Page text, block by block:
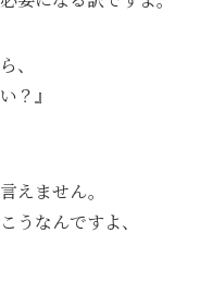
、
？』
えません。
うなんですよ、